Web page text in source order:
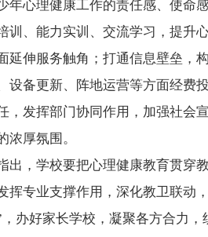
年心理健康工作的责任感、使命
训、能力实训、交流学习，提升
延伸服务触角；打通信息壁垒，
设备更新、阵地运营等方面经费
，发挥部门协同作用，加强社会
浓厚氛围。
出，学校要把心理健康教育贯穿
挥专业支撑作用，深化教卫联动
办好家长学校，凝聚各方合力